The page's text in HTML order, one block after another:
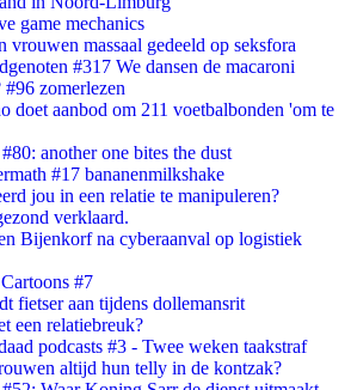
game mechanics
vrouwen massaal gedeeld op seksfora
#317 We dansen de macaroni
#96 zomerlezen
doet aanbod om 211 voetbalbonden 'om te
another one bites the dust
#17 bananenmilkshake
jou in een relatie te manipuleren?
verklaard.
Bijenkorf na cyberaanval op logistiek
#7
fietser aan tijdens dollemansrit
een relatiebreuk?
podcasts #3 - Twee weken taakstraf
altijd hun telly in de kontzak?